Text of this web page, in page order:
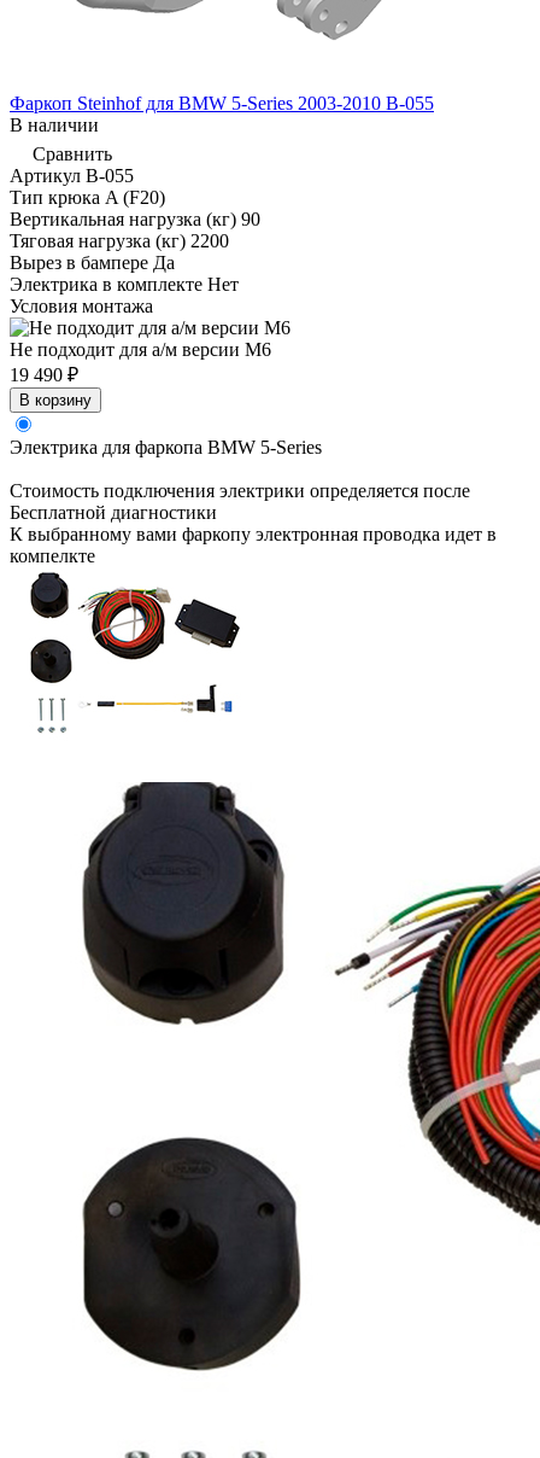
Фаркоп Steinhof для BMW 5-Series 2003-2010 B-055
В наличии
Сравнить
Артикул B-055
Тип крюка A (F20)
Вертикальная нагрузка (кг) 90
Тяговая нагрузка (кг) 2200
Вырез в бампере Да
Электрика в комплекте Нет
Условия монтажа
Не подходит для а/м версии М6
19 490 ₽
В корзину
Электрика для фаркопа BMW 5-Series
Стоимость подключения электрики определяется после
Бесплатной диагностики
К выбранному вами фаркопу электронная проводка идет в
компелкте